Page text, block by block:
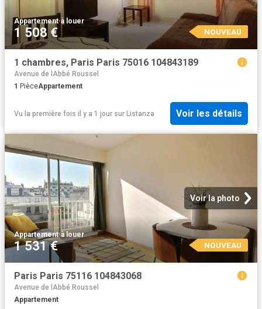
Appartement·à louer
1 508 € NOUVEAU
1 chambres, Paris Paris 75016 104843189
Avenue de lAbbé Roussel
1 PièceAppartement
Vu la première fois il y a 1 jour sur Listanza Voir les détails
Voir la photo
Appartement·à louer
1 531 € NOUVEAU
Paris Paris 75116 104843068
Avenue de lAbbé Roussel
Appartement